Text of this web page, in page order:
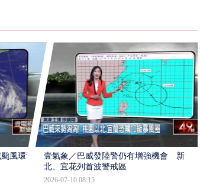
風環流
壹氣象／巴威發陸警仍有增強機會 新
北、宜花列首波警戒區
2026-07-10 08:15